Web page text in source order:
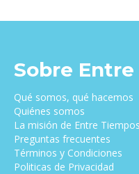
Sobre
Qué somos, qué hacemos
Quiénes somos
La misión de Entre Tiempos
Preguntas frecuentes
Términos y Condiciones
Politicas de Privacidad